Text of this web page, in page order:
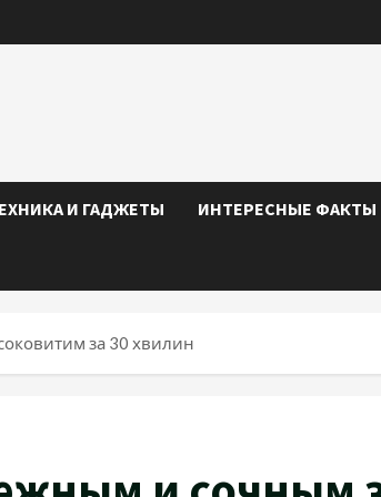
И ГАДЖЕТЫ ИНТЕРЕСНЫЕ ФАКТЫ
соковитим за 30 хвилин